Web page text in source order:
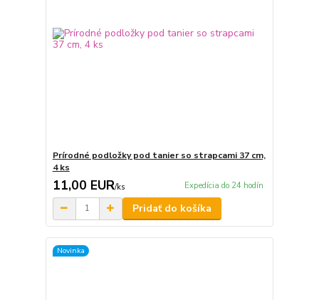
Prírodné podložky pod tanier so strapcami 37 cm,
4 ks
11,00 EUR/ks Expedícia do 24 hodín
Pridať do košíka
Novinka